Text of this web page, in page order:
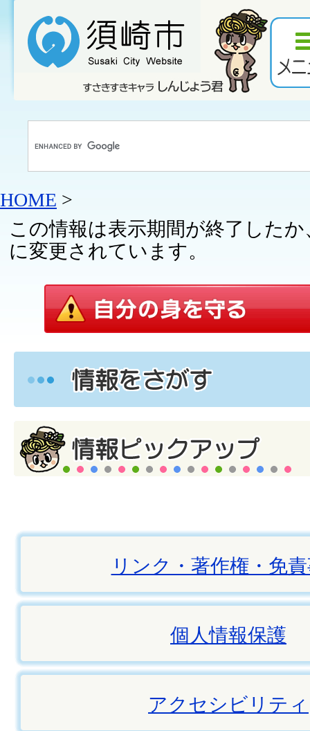
HOME >
この情報は表示期間が終了した
に変更されています。
リンク・著作権・免
個人情報保護
アクセシビリティ